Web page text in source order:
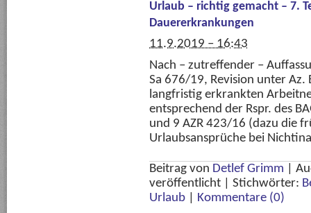
Urlaub – richtig gemacht – 7.
Dauererkrankungen
11.9.2019 – 16:43
Nach – zutreffender –
Sa 676/19, Revision unter Az.
langfristig erkrankten
entsprechend der Rspr. des
und 9 AZR 423/16 (dazu die
Urlaubsansprüche bei
Beitrag von Detlef Grimm
veröffentlicht
Stichwörter:
Urlaub
Kommentare (0)